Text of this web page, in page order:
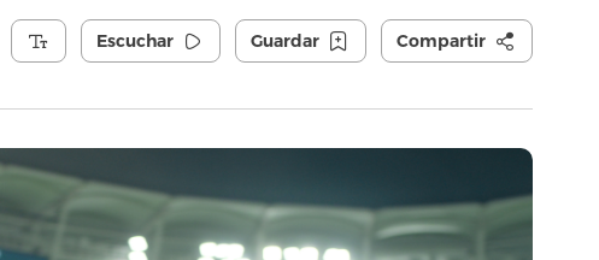
Escuchar Guardar Compartir